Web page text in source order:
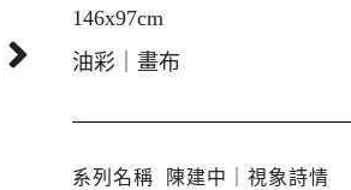
146x97cm
油彩｜畫布
系列名稱 陳建中｜視象詩情